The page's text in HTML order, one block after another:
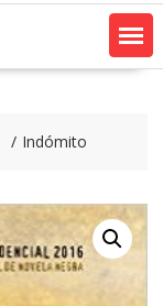
Indómito